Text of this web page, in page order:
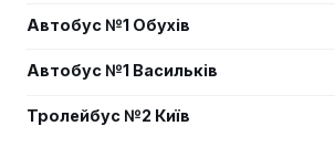
Автобус №1 Обухів
Автобус №1 Васильків
Тролейбус №2 Київ